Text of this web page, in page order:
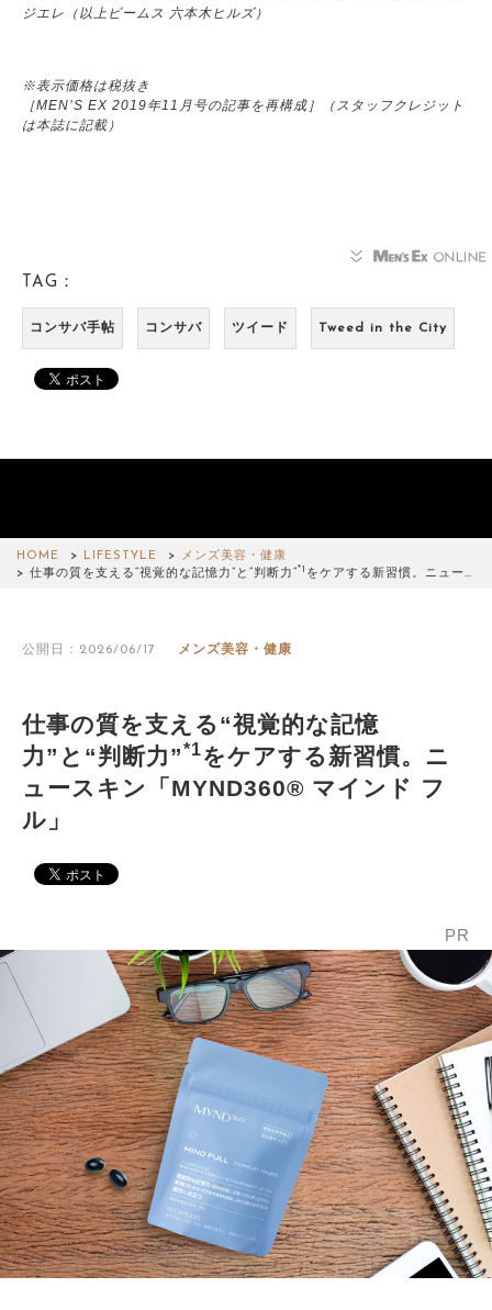
ジエレ（以上ビームス 六本木ヒルズ）
※表示価格は税抜き
［MEN’S EX 2019年11月号の記事を再構成］（スタッフクレジット
は本誌に記載）
TAG：
コンサバ手帖 コンサバ ツイード Tweed in the City
HOME LIFESTYLE
メンズ美容・健康
仕事の質を支える“視覚的な記憶力”と“判断力”*1 をケアする新習慣。ニュー…
公開日：2026/06/17 メンズ美容・健康
仕事の質を支える“視覚的な記憶
力”と“判断力”*1をケアする新習慣。ニ
ュースキン「MYND360® マインド フ
ル」
PR